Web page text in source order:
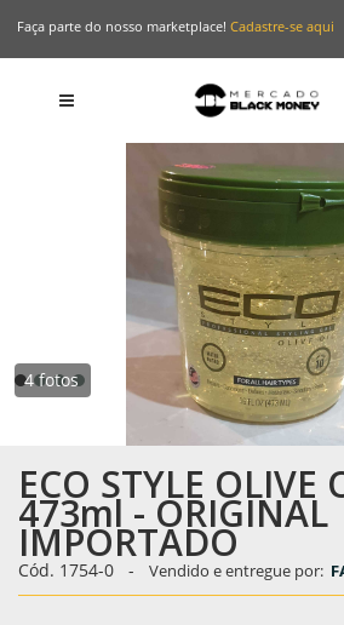
Faça parte do nosso marketplace! Cadastre-se aqui
4 fotos
ECO STYLE OLIVE
473ml - ORIGINAL
IMPORTADO
Cód. 1754-0 - Vendido e entregue por: